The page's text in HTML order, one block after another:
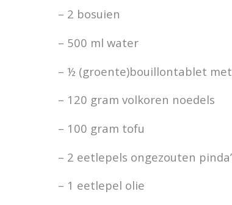
– 2 bosuien
– 500 ml water
– ½ (groente)bouillontablet
– 120 gram volkoren noedels
– 100 gram tofu
– 2 eetlepels ongezouten
– 1 eetlepel olie